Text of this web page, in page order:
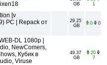
GB
1
[v
PC | Repack от
29.25
GB
0 0
DL 1080p |
NewComers,
Кубик в
Viruse
49.37
GB
20
7